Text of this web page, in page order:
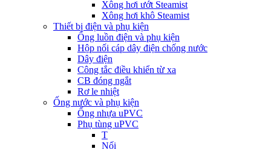
Xông hơi ướt Steamist
Xông hơi khô Steamist
Thiết bị điện và phụ kiện
Ống luồn điện và phụ kiện
Hộp nối cáp dây điện chống nước
Dây điện
Công tắc điều khiển từ xa
CB đóng ngắt
Rơ le nhiệt
Ống nước và phụ kiện
Ống nhựa uPVC
Phụ tùng uPVC
T
Nối